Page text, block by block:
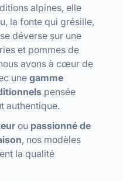
alpines, elle
la fonte qui grésille,
déverse sur une
et pommes de
avons à cœur de
unegamme
pensée
authentique.
ou passionné de
, nos modèles
la qualité